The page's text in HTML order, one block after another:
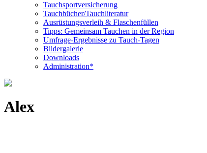
Tauchsportversicherung
Tauchbücher/Tauchliteratur
Ausrüstungsverleih & Flaschenfüllen
Tipps: Gemeinsam Tauchen in der Region
Umfrage-Ergebnisse zu Tauch-Tagen
Bildergalerie
Downloads
Administration*
Alex